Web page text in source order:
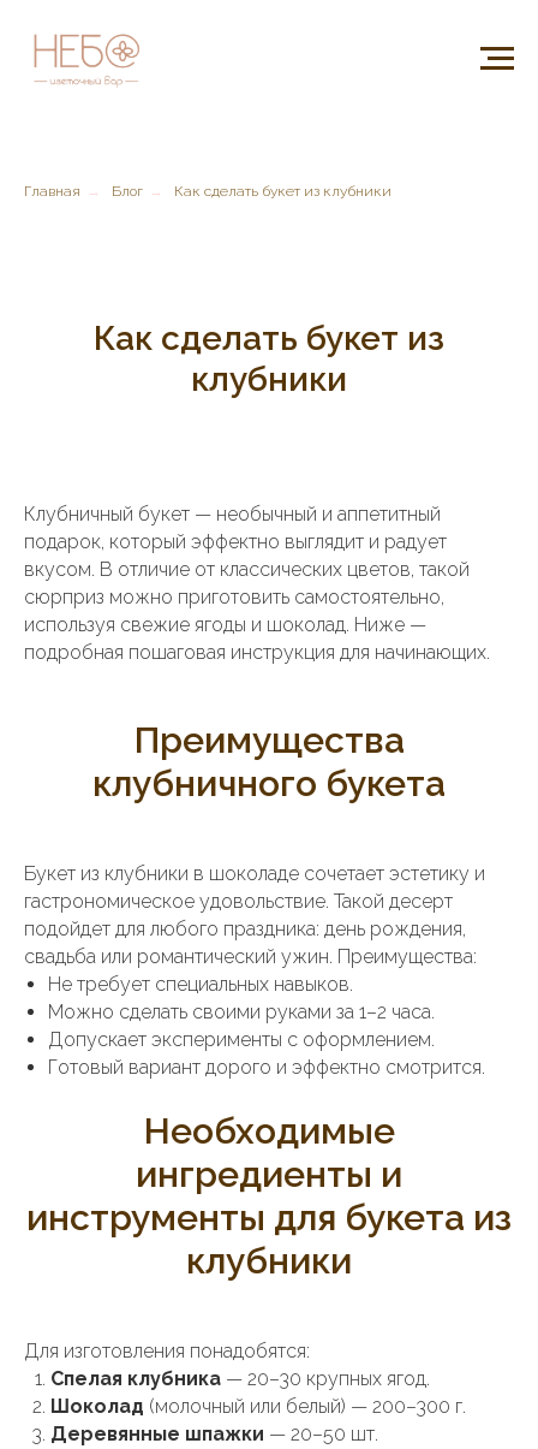
Главная → Блог → Как сделать букет из клубники
Как сделать букет из
клубники
Клубничный букет — необычный и аппетитный
подарок, который эффектно выглядит и радует
вкусом. В отличие от классических цветов, такой
сюрприз можно приготовить самостоятельно,
используя свежие ягоды и шоколад. Ниже —
подробная пошаговая инструкция для начинающих.
Преимущества
клубничного букета
Букет из клубники в шоколаде сочетает эстетику и
гастрономическое удовольствие. Такой десерт
подойдет для любого праздника: день рождения,
свадьба или романтический ужин. Преимущества:
Не требует специальных навыков.
Можно сделать своими руками за 1–2 часа.
Допускает эксперименты с оформлением.
Готовый вариант дорого и эффектно смотрится.
Необходимые
ингредиенты и
инструменты для букета из
клубники
Для изготовления понадобятся:
Спелая клубника — 20–30 крупных ягод.
Шоколад (молочный или белый) — 200–300 г.
Деревянные шпажки — 20–50 шт.